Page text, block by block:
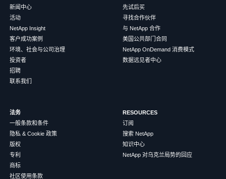
新闻中心
活动
NetApp Insight
客户成功案例
环境、社会与公司治理
投资者
招聘
联系我们
先试后买
寻找合作伙伴
与 NetApp 合作
美国公共部门合同
NetApp OnDemand 消费模式
数据远见者中心
法务
一般条款和条件
隐私 & Cookie 政策
版权
专利
商标
社区使用条款
RESOURCES
订阅
搜索 NetApp
知识中心
NetApp 对乌克兰局势的回应